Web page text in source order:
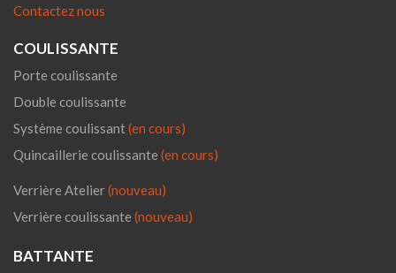
Contactez nous
COULISSANTE
Porte coulissante
Double coulissante
Système coulissant(en cours)
Quincaillerie coulissante (en cours)
Verrière Atelier(nouveau)
Verrière coulissante (nouveau)
BATTANTE